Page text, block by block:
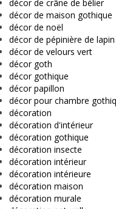
décor de crâne de bélier
décor de maison gothique
décor de noël
décor de pépinière de lapin
décor de velours vert
décor goth
décor gothique
décor papillon
décor pour chambre
décoration
décoration d'intérieur
décoration gothique
décoration insecte
décoration intérieur
décoration intérieure
décoration maison
décoration murale